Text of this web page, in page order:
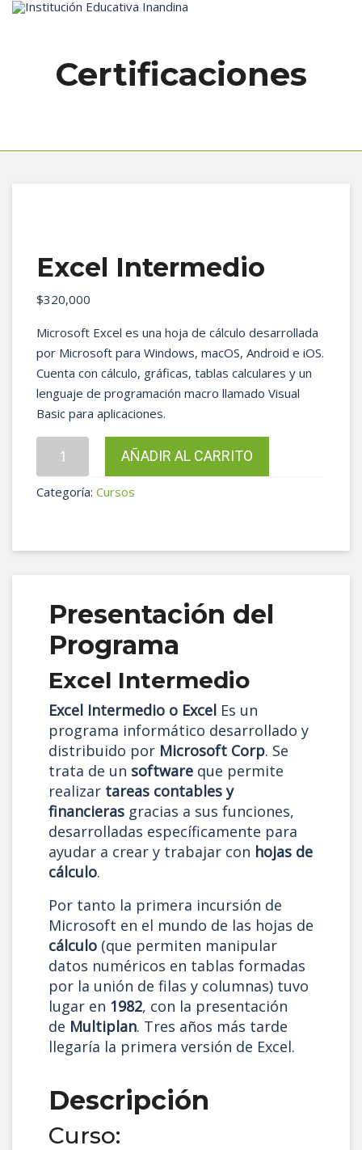
Inicio
Certificaciones
Excel Intermedio
$320,000
Microsoft Excel es una hoja de cálculo desarrollada
por Microsoft para Windows, macOS, Android e iOS.
Cuenta con cálculo, gráficas, tablas calculares y un
lenguaje de programación macro llamado Visual
Basic para aplicaciones.
Intermedio
cantidad
AÑADIR AL CARRITO
Categoría: Cursos
Presentación del
Programa
Excel Intermedio
Excel Intermedio o Excel Es un
programa informático desarrollado y
distribuido por Microsoft Corp. Se
trata de un software que permite
realizar tareas contables y
financieras gracias a sus funciones,
desarrolladas específicamente para
ayudar a crear y trabajar con hojas de
cálculo.
Por tanto la primera incursión de
Microsoft en el mundo de las hojas de
cálculo (que permiten manipular
datos numéricos en tablas formadas
por la unión de filas y columnas) tuvo
lugar en 1982, con la presentación
de Multiplan. Tres años más tarde
llegaría la primera versión de Excel.
Descripción
Curso: